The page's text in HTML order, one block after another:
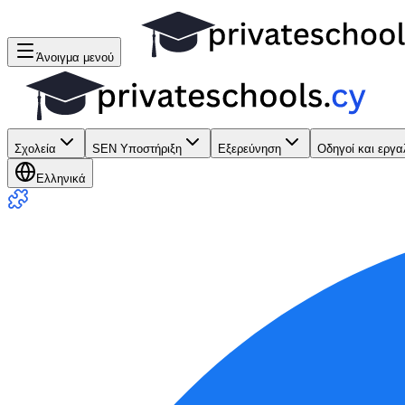
Άνοιγμα μενού
Σχολεία SEN Υποστήριξη Εξερεύνηση Οδηγοί και
Ελληνικά